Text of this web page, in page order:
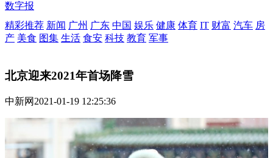
数字报
精彩推荐 新闻 广州 广东 中国 娱乐 健康 体育 IT 财富 汽车 房
产 美食 图集 生活 食安 科技 教育 军事
北京迎来2021年首场降雪
中新网 2021-01-19 12:25:36